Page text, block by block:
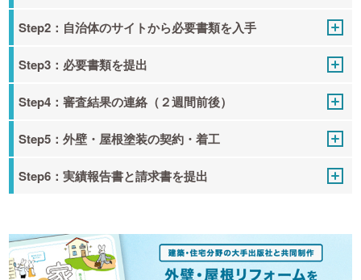
Step2：自治体のサイトから必要書類を入手
Step3：必要書類を提出
Step4：審査結果の連絡（２週間前後）
Step5：外壁・屋根塗装の契約・着工
Step6：実績報告書と請求書を提出